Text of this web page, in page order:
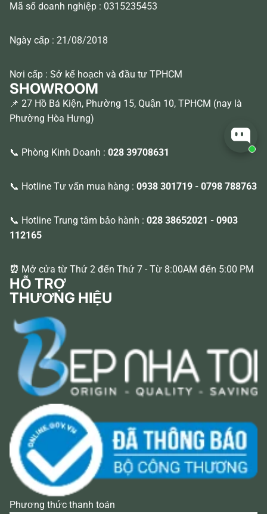
Mã số doanh nghiệp : 0315235453
Ngày cấp : 21/08/2018
Nơi cấp : Sở kế hoạch và đầu tư TPHCM
SHOWROOM
📌 27 Hồ Bá Kiện, Phường 15, Quận 10, TPHCM (nay là
Phường Hòa Hưng)
📞 Phòng Kinh Doanh : 028 39708631
📞 Hotline Tư vấn mua hàng : 0938 301719 - 0798 788763
📞 Hotline Trung tâm bảo hành : 028 38652021 - 0903
112165
⏰ Mở cửa từ Thứ 2 đến Thứ 7 - Từ 8:00AM đến 5:00 PM
HỖ TRỢ
THƯƠNG HIỆU
Phương thức thanh toán